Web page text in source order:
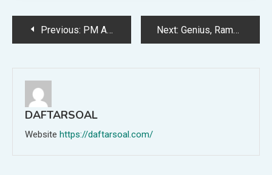
PostPrevious: PM Anwar Selamat Tiba Di Tanah Air Next: Genius, Ramai Kagum Dua Ahli SOG Boleh Jawab Soalan Susah
DAFTARSOAL
Website https://daftarsoal.com/